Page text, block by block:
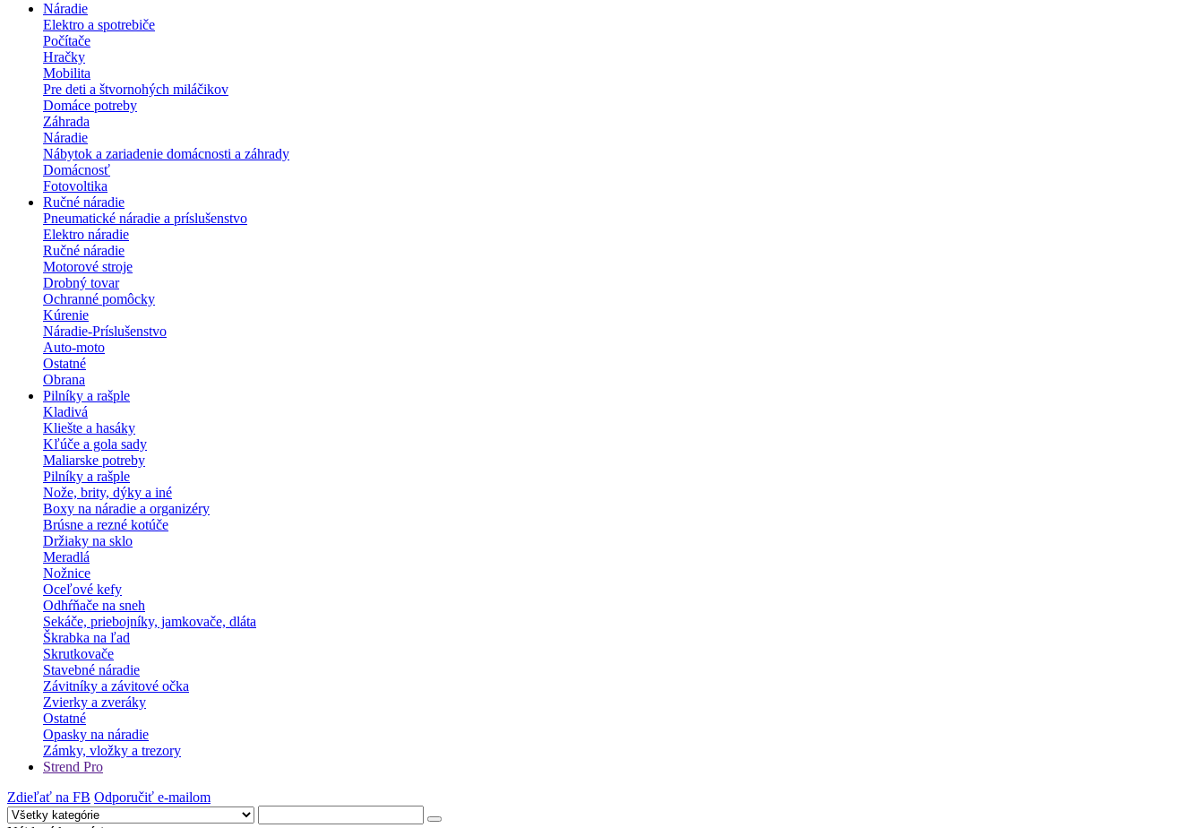
Náradie
Elektro a spotrebiče
Počítače
Hračky
Mobilita
Pre deti a štvornohých miláčikov
Domáce potreby
Záhrada
Náradie
Nábytok a zariadenie domácnosti a záhrady
Domácnosť
Fotovoltika
Ručné náradie
Pneumatické náradie a príslušenstvo
Elektro náradie
Ručné náradie
Motorové stroje
Drobný tovar
Ochranné pomôcky
Kúrenie
Náradie-Príslušenstvo
Auto-moto
Ostatné
Obrana
Pilníky a rašple
Kladivá
Kliešte a hasáky
Kľúče a gola sady
Maliarske potreby
Pilníky a rašple
Nože, brity, dýky a iné
Boxy na náradie a organizéry
Brúsne a rezné kotúče
Držiaky na sklo
Meradlá
Nožnice
Oceľové kefy
Odhŕňače na sneh
Sekáče, priebojníky, jamkovače, dláta
Škrabka na ľad
Skrutkovače
Stavebné náradie
Závitníky a závitové očka
Zvierky a zveráky
Ostatné
Opasky na náradie
Zámky, vložky a trezory
Strend Pro
Zdieľať na FB Odporučiť e-mailom